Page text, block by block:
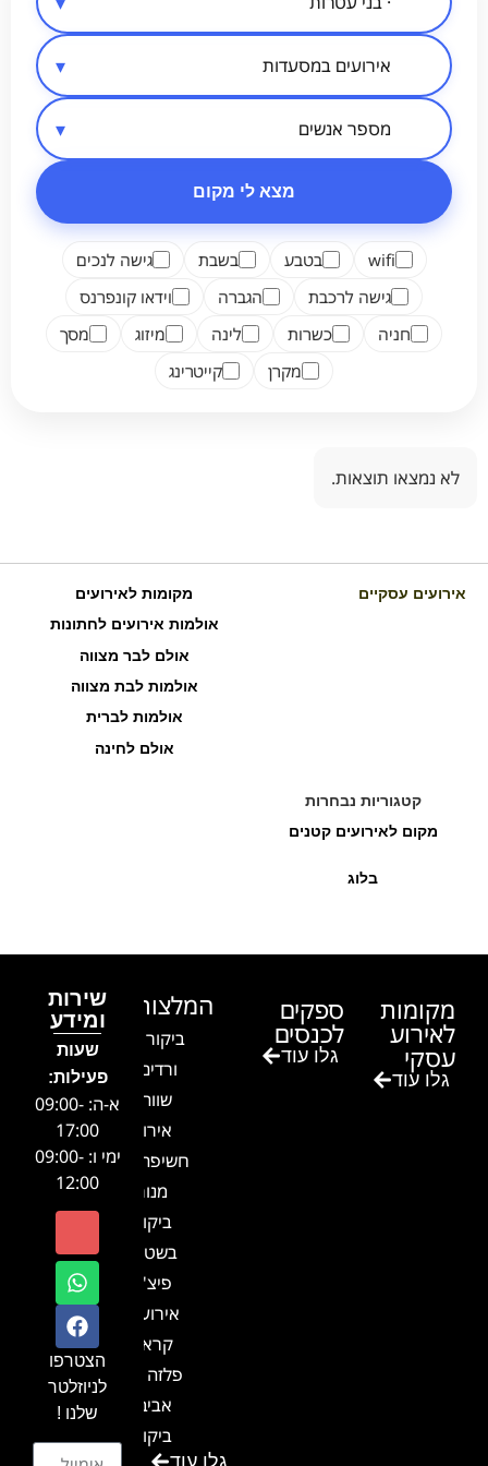
אזור בארץ
סיווג מקום
מספר אנשים
מצא לי מקום
wifi בטבע בשבת
גישה לנכים
גישה לרכבת
הגברה
וידאו קונפרנס
חניה
כשרות לינה מיזוג
מסך
מקרן
קייטרינג
לא נמצאו תוצאות.
אירועים עסקיים
מקומות לאירועים
אולמות אירועים לחתונות
אולם לבר מצווה
אולמות לבת מצווה
אולמות לברית
אולם לחינה
קטגוריות נבחרות
מקום לאירועים קטנים
בלוג
מקומות
לאירוע
עסקי
גלו עוד
ספקים
לכנסים
גלו עוד
המלצות
ביקור בגן
ורדים –
שווה!!
אירוע
חשיפה- זיו
מנור
ביקור
בשטח-
פיצ'ר
אירועים
קראון
פלזה תל
אביב-
ביקור
גלו עוד
שירות
ומידע
שעות
פעילות:
א-ה: 09:00-
17:00
ימי ו: 09:00-
12:00
הצטרפו
לניוזלטר
שלנו !